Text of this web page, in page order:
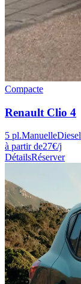
Compacte
Renault Clio 4
5 pl.ManuelleDiesel
à partir de27€/j
DétailsRéserver